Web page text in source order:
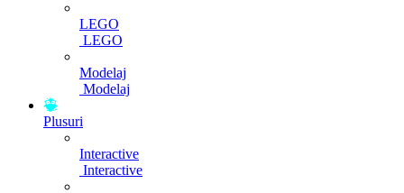
LEGO
LEGO
Modelaj
Modelaj
Plusuri
Interactive
Interactive